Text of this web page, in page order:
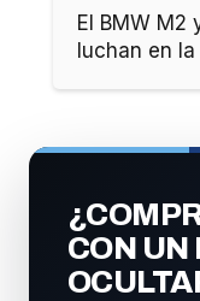
El BMW M2
luchan en
CON UN